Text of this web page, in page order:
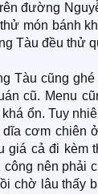
đường
món bánh
Tàu đều thử
Tàu cũng
cũ. Menu
ổn. Tuy
cơm chiên
giá cả đi kèm
công nên phải
chờ lâu thấy